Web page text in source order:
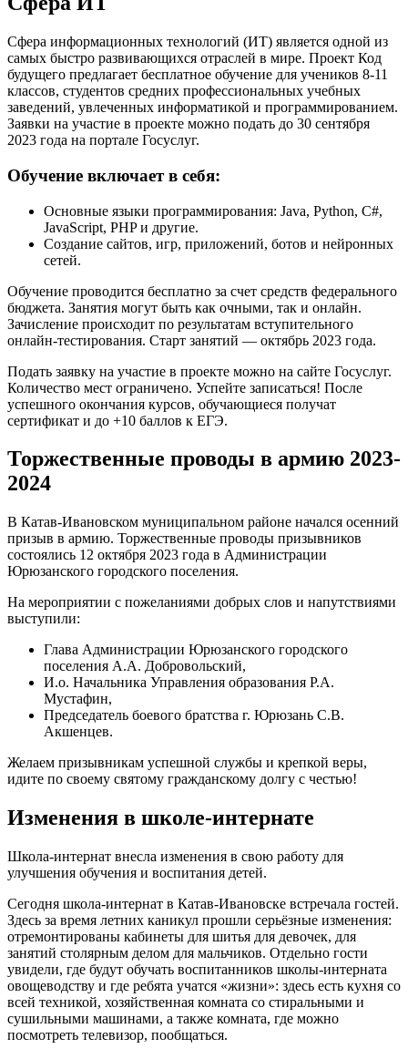
Сфера информационных технологий (ИТ) является одной из
самых быстро развивающихся отраслей в мире. Проект Код
будущего предлагает бесплатное обучение для учеников 8-11
классов, студентов средних профессиональных учебных
заведений, увлеченных информатикой и программированием.
Заявки на участие в проекте можно подать до 30 сентября
2023 года на портале Госуслуг.
Обучение включает в себя:
Основные языки программирования: Java, Python, C#,
JavaScript, PHP и другие.
Создание сайтов, игр, приложений, ботов и нейронных
сетей.
Обучение проводится бесплатно за счет средств федерального
бюджета. Занятия могут быть как очными, так и онлайн.
Зачисление происходит по результатам вступительного
онлайн-тестирования. Старт занятий — октябрь 2023 года.
Подать заявку на участие в проекте можно на сайте Госуслуг.
Количество мест ограничено. Успейте записаться! После
успешного окончания курсов, обучающиеся получат
сертификат и до +10 баллов к ЕГЭ.
Торжественные проводы в армию 2023-
2024
В Катав-Ивановском муниципальном районе начался осенний
призыв в армию. Торжественные проводы призывников
состоялись 12 октября 2023 года в Администрации
Юрюзанского городского поселения.
На мероприятии с пожеланиями добрых слов и напутствиями
выступили:
Глава Администрации Юрюзанского городского
поселения А.А. Добровольский,
И.о. Начальника Управления образования Р.А.
Мустафин,
Председатель боевого братства г. Юрюзань С.В.
Акшенцев.
Желаем призывникам успешной службы и крепкой веры,
идите по своему святому гражданскому долгу с честью!
Изменения в школе-интернате
Школа-интернат внесла изменения в свою работу для
улучшения обучения и воспитания детей.
Сегодня школа-интернат в Катав-Ивановске встречала гостей.
Здесь за время летних каникул прошли серьёзные изменения:
отремонтированы кабинеты для шитья для девочек, для
занятий столярным делом для мальчиков. Отдельно гости
увидели, где будут обучать воспитанников школы-интерната
овощеводству и где ребята учатся «жизни»: здесь есть кухня со
всей техникой, хозяйственная комната со стиральными и
сушильными машинами, а также комната, где можно
посмотреть телевизор, пообщаться.